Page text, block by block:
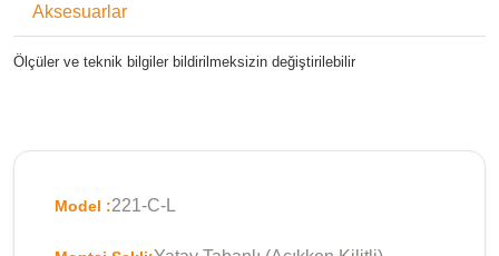
Aksesuarlar
Ölçüler ve teknik bilgiler bildirilmeksizin değiştirilebilir
Model :221-C-L